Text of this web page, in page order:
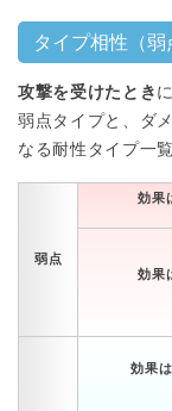
タイプ相性（弱
攻撃を受けたとき
弱点タイプと、ダ
なる耐性タイプ一覧
弱点
効果
効果
効果